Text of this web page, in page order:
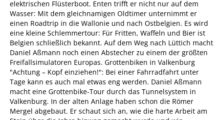
elektrischen Flüsterboot. Enten trifft er nicht nur auf dem
Wasser: Mit dem gleichnamigen Oldtimer unternimmt er
einen Roadtrip in die Wallonie und nach Ostbelgien. Es wird
eine kleine Schlemmertour: Für Fritten, Waffeln und Bier ist
Belgien schließlich bekannt. Auf dem Weg nach Lüttich macht
Daniel Aßmann noch einen Abstecher zu einem der größten
Freifallsimulatoren Europas. Grottenbiken in Valkenburg
"Achtung – Kopf einziehen!": Bei einer Fahrradfahrt unter
Tage kann es auch mal etwas eng werden. Daniel Aßmann
macht eine Grottenbike-Tour durch das Tunnelsystem in
Valkenburg. In der alten Anlage haben schon die Römer
Mergel abgebaut. Er schaut sich an, wie die harte Arbeit am